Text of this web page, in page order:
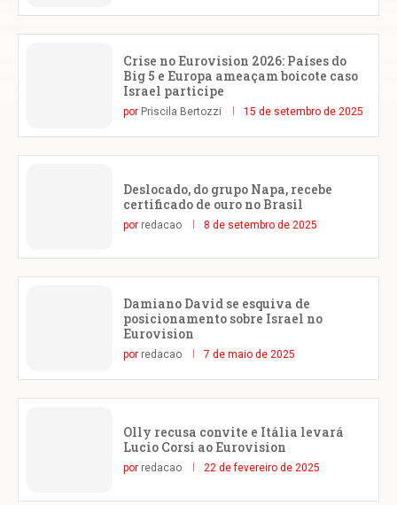
Crise no Eurovision 2026: Países do
Big 5 e Europa ameaçam boicote caso
Israel participe
por Priscila Bertozzi 15 de setembro de 2025
Deslocado, do grupo Napa, recebe
certificado de ouro no Brasil
por redacao 8 de setembro de 2025
Damiano David se esquiva de
posicionamento sobre Israel no
Eurovision
por redacao 7 de maio de 2025
Olly recusa convite e Itália levará
Lucio Corsi ao Eurovision
por redacao 22 de fevereiro de 2025